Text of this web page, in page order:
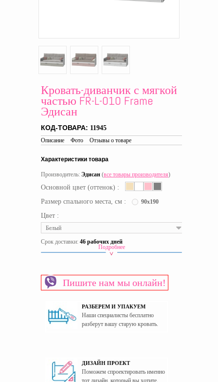
Кровать-диванчик с мягкой
частью FR-L-010 Frame
Эдисан
КОД-ТОВАРА: 11945
Описание Фото Отзывы о товаре
Характеристики товара
Производитель: Эдисан (все товары производителя)
Основной цвет (оттенок) :
Размер спального места, см :
90x190
Цвет :
Белый
Срок доставки: 46 рабочих дней
Вид кровати Кровати-диванчики
Материал изготовления фасада
МДФ
Универсальный
Страна производитель
Украина
Подробнее
Пишите нам мы онлайн!
РАЗБЕРЕМ И УПАКУЕМ
Наши специалисты бесплатно
разберут вашу старую кровать.
ДИЗАЙН ПРОЕКТ
Поможем спроектировать именно